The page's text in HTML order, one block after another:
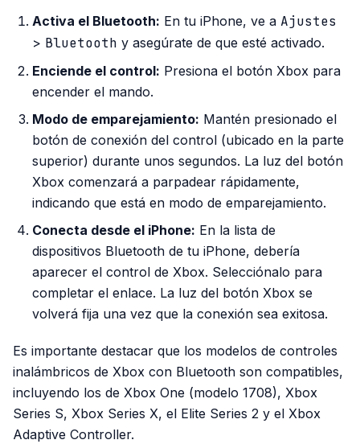
Activa el Bluetooth: En tu iPhone, ve a Ajustes
> Bluetooth y asegúrate de que esté activado.
Enciende el control: Presiona el botón Xbox para
encender el mando.
Modo de emparejamiento: Mantén presionado el
botón de conexión del control (ubicado en la parte
superior) durante unos segundos. La luz del botón
Xbox comenzará a parpadear rápidamente,
indicando que está en modo de emparejamiento.
Conecta desde el iPhone: En la lista de
dispositivos Bluetooth de tu iPhone, debería
aparecer el control de Xbox. Selecciónalo para
completar el enlace. La luz del botón Xbox se
volverá fija una vez que la conexión sea exitosa.
Es importante destacar que los modelos de controles
inalámbricos de Xbox con Bluetooth son compatibles,
incluyendo los de Xbox One (modelo 1708), Xbox
Series S, Xbox Series X, el Elite Series 2 y el Xbox
Adaptive Controller.